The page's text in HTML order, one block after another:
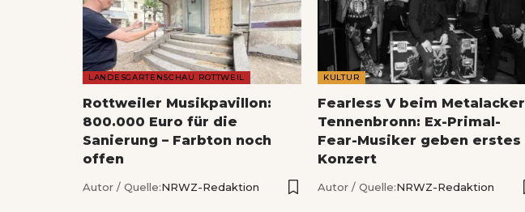
LANDESGARTENSCHAU ROTTWEIL
Rottweiler Musikpavillon:
800.000 Euro für die
Sanierung – Farbton noch
offen
Autor / Quelle:NRWZ-Redaktion
KULTUR
Fearless V beim Metalacker
Tennenbronn: Ex-Primal-
Fear-Musiker geben erstes
Konzert
Autor / Quelle:NRWZ-Redaktion